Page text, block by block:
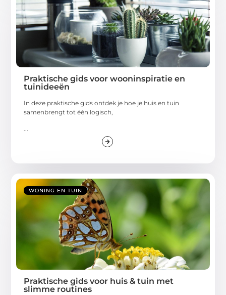
Praktische gids voor wooninspiratie en
tuinideeën
In deze praktische gids ontdek je hoe je huis en tuin
samenbrengt tot één logisch,
WONING EN TUIN
Praktische gids voor huis & tuin met
slimme routines